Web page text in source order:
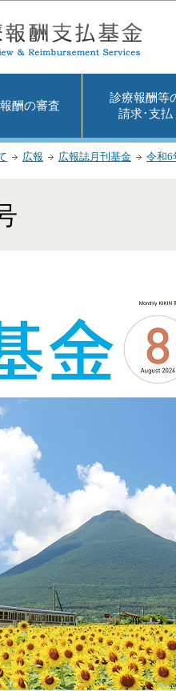
酬の審査
診療報酬等
請求･支払
広報 広報誌月刊基金 令和6